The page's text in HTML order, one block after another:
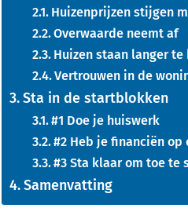
Huizenprijzen stijgen
Overwaarde neemt af
Huizen staan langer te
Vertrouwen in de
Sta in de startblokken
#1 Doe je huiswerk
#2 Heb je financiën op
#3 Sta klaar om toe te
Samenvatting